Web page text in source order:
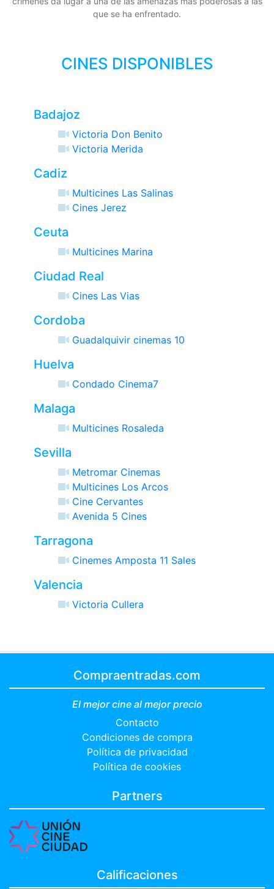
que se ha enfrentado.
CINES DISPONIBLES
Badajoz
Victoria Don Benito
Victoria Merida
Cadiz
Multicines Las Salinas
Cines Jerez
Ceuta
Multicines Marina
Ciudad Real
Cines Las Vias
Cordoba
Guadalquivir cinemas 10
Huelva
Condado Cinema7
Malaga
Multicines Rosaleda
Sevilla
Metromar Cinemas
Multicines Los Arcos
Cine Cervantes
Avenida 5 Cines
Tarragona
Cinemes Amposta 11 Sales
Valencia
Victoria Cullera
Compraentradas.com
El mejor cine al mejor precio
Contacto
Condiciones de compra
Política de privacidad
Política de cookies
Partners
Calificaciones